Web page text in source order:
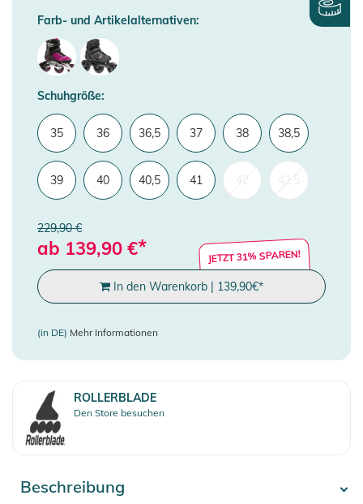
Farb- und Artikelalternativen:
Schuhgröße:
35 36 36,5 37 38 38,5
39 40 40,5 41
229,90 €
ab 139,90 €* JETZT 31% SPAREN!
In den Warenkorb | 139,90€*
(in DE) Mehr Informationen
ROLLERBLADE
Den Store besuchen
Beschreibung